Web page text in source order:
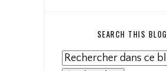
SEARCH THIS BLOG